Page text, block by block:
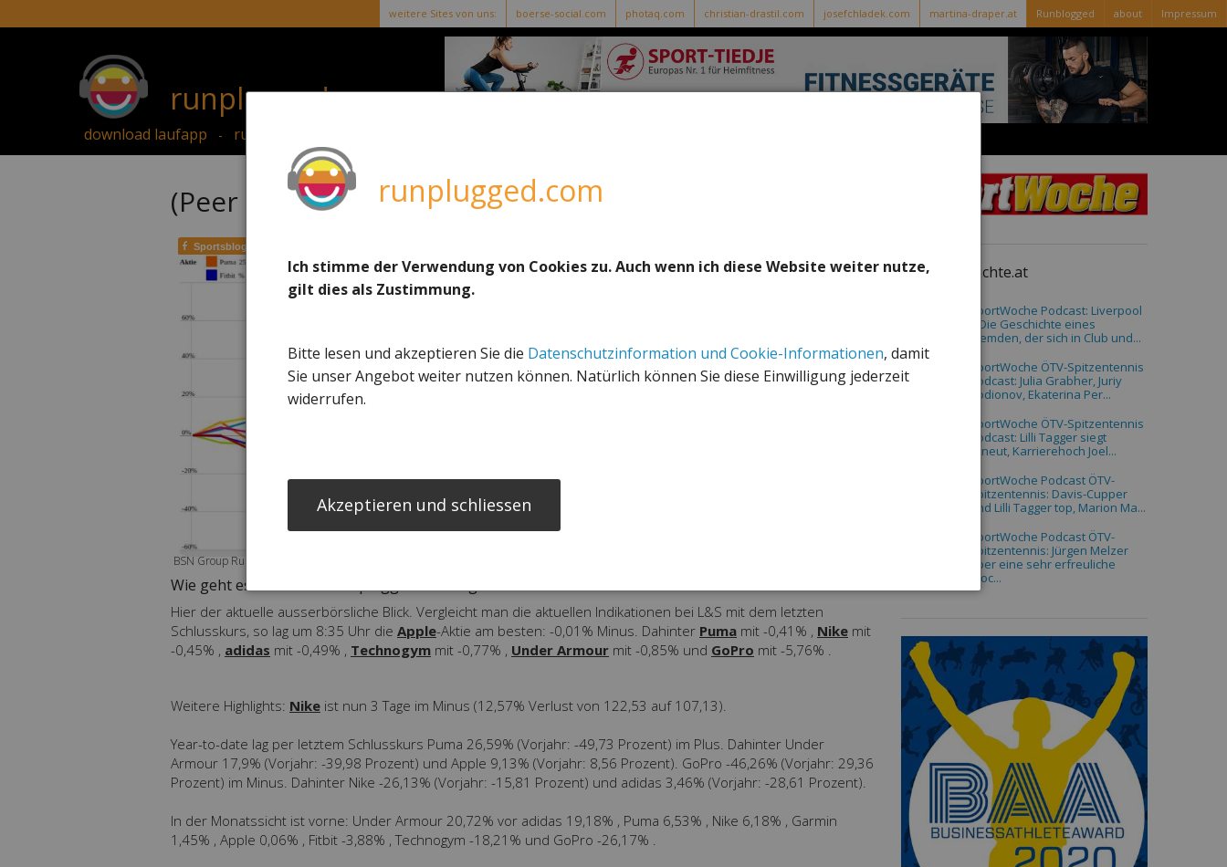
runplugged.com
Ich stimme der Verwendung von Cookies zu. Auch wenn ich diese Website weiter nutze,
gilt dies als Zustimmung.
Bitte lesen und akzeptieren Sie die Datenschutzinformation und Cookie-Informationen, damit
Sie unser Angebot weiter nutzen können. Natürlich können Sie diese Einwilligung jederzeit
widerrufen.
Akzeptieren und schliessen
weitere Sites von uns: boerse-social.com photaq.com christian-drastil.com josefchladek.com martina-draper.at Runblogged about Impressum
runplugged.com
download laufapp - runletter anmelden
(Peer Group Watch Runplugged Running Stocks)
Sportsblogged
BSN Group Runplugged Running Stocks Performancevergleich YTD, Stand: 20.06.2026
Wie geht es heute dem Runplugged Running Stocks-Sektor*?
Hier der aktuelle ausserbörsliche Blick. Vergleicht man die aktuellen Indikationen bei L&S mit dem letzten
Schlusskurs, so lag um 8:35 Uhr die Apple-Aktie am besten: -0,01% Minus. Dahinter Puma mit -0,41% , Nike mit
-0,45% , adidas mit -0,49% , Technogym mit -0,77% , Under Armour mit -0,85% und GoPro mit -5,76% .
Weitere Highlights: Nike ist nun 3 Tage im Minus (12,57% Verlust von 122,53 auf 107,13).
Year-to-date lag per letztem Schlusskurs Puma 26,59% (Vorjahr: -49,73 Prozent) im Plus. Dahinter Under
Armour 17,9% (Vorjahr: -39,98 Prozent) und Apple 9,13% (Vorjahr: 8,56 Prozent). GoPro -46,26% (Vorjahr: 29,36
Prozent) im Minus. Dahinter Nike -26,13% (Vorjahr: -15,81 Prozent) und adidas 3,46% (Vorjahr: -28,61 Prozent).
In der Monatssicht ist vorne: Under Armour 20,72% vor adidas 19,18% , Puma 6,53% , Nike 6,18% , Garmin
1,45% , Apple 0,06% , Fitbit -3,88% , Technogym -18,21% und GoPro -26,17% .
sportgeschichte.at
SportWoche Podcast: Liverpool
– Die Geschichte eines
Fremden, der sich in Club und...
SportWoche ÖTV-Spitzentennis
Podcast: Julia Grabher, Juriy
Rodionov, Ekaterina Per...
SportWoche ÖTV-Spitzentennis
Podcast: Lilli Tagger siegt
erneut, Karrierehoch Joel...
SportWoche Podcast ÖTV-
Spitzentennis: Davis-Cupper
und Lilli Tagger top, Marion Ma...
SportWoche Podcast ÖTV-
Spitzentennis: Jürgen Melzer
über eine sehr erfreuliche
Woc...